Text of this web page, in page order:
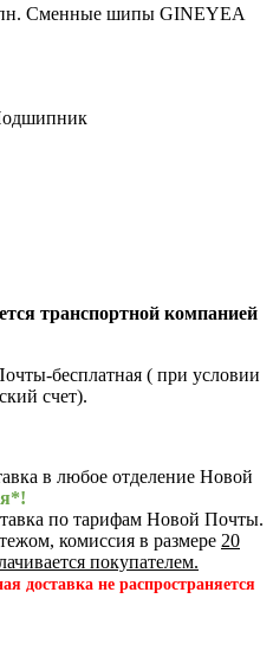
Сменные шипы GINEYEA
транспортной компанией
бесплатная ( при условии
счет).
в любое отделение Новой
по тарифам Новой Почты.
комиссия в размере 20
покупателем.
доставка не распространяется